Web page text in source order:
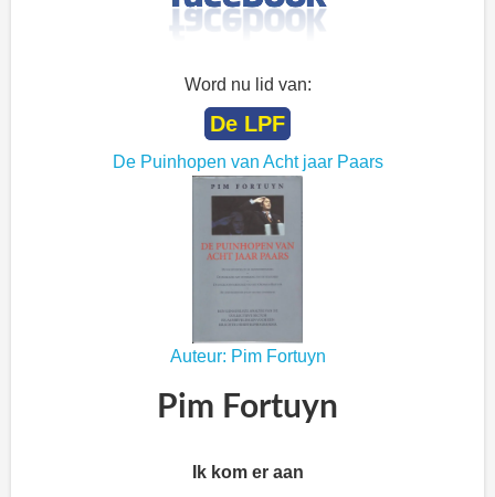
Word nu lid van:
De LPF
De Puinhopen van Acht jaar Paars
Auteur: Pim Fortuyn
Pim Fortuyn
Ik kom er aan